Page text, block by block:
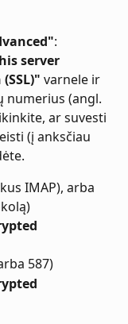
:
server
varnele ir
numerius (angl.
ar suvesti
(į anksčiau
IMAP), arba
587)